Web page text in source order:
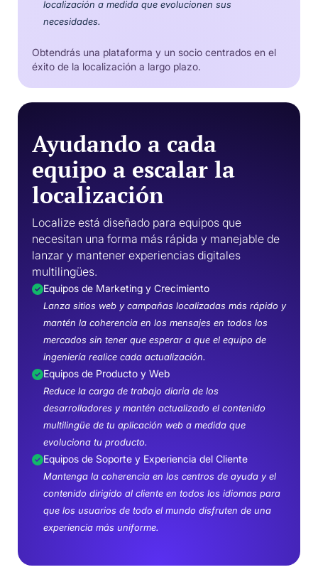
localización a medida que evolucionen sus
necesidades.
Obtendrás una plataforma y un socio centrados en el
éxito de la localización a largo plazo.
Ayudando a cada
equipo a escalar la
localización
Localize está diseñado para equipos que
necesitan una forma más rápida y manejable de
lanzar y mantener experiencias digitales
multilingües.
Equipos de Marketing y Crecimiento
Lanza sitios web y campañas localizadas más rápido y
mantén la coherencia en los mensajes en todos los
mercados sin tener que esperar a que el equipo de
ingeniería realice cada actualización.
Equipos de Producto y Web
Reduce la carga de trabajo diaria de los
desarrolladores y mantén actualizado el contenido
multilingüe de tu aplicación web a medida que
evoluciona tu producto.
Equipos de Soporte y Experiencia del Cliente
Mantenga la coherencia en los centros de ayuda y el
contenido dirigido al cliente en todos los idiomas para
que los usuarios de todo el mundo disfruten de una
experiencia más uniforme.